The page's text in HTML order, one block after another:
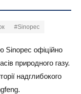
#Sinopec
Sinopec офіційно
природного газу.
надглибокого